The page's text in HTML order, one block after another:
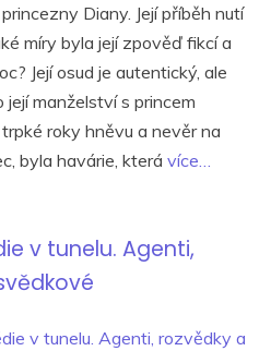
Diany. Její příběh nutí
míry byla její zpověď fikcí a
Její osud je autentický, ale
její manželství s princem
roky hněvu a nevěr na
byla havárie, která více…
v tunelu. Agenti,